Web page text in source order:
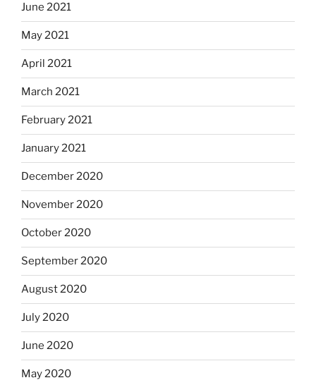
June 2021
May 2021
April 2021
March 2021
February 2021
January 2021
December 2020
November 2020
October 2020
September 2020
August 2020
July 2020
June 2020
May 2020